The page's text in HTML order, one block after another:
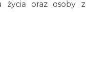
życia oraz osoby z